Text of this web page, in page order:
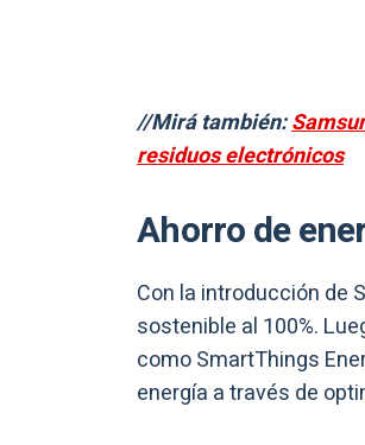
//Mirá también:
residuos electrónicos
Ahorro de
Con la introducción de
sostenible al 100%.
como SmartThings
energía a través de